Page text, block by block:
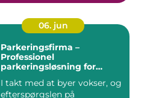
06. jun
Parkeringsfirma –
Professionel
parkeringsløsning for
I takt med at byer vokser, og
efterspørgslen på